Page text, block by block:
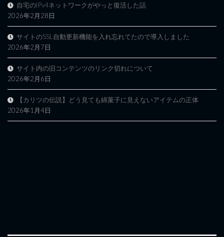
自宅のIPv4ネットワークがやっと復活した話
2026年2月28日
サイトのSSL自動更新機能を入れ忘れてたので導入しました
2026年2月7日
サイト内の旧コンテンツのリンク切れについて
2026年2月6日
【カリツの伝説】どう見ても綿菓子に見えないアイテムの正体
2026年1月4日